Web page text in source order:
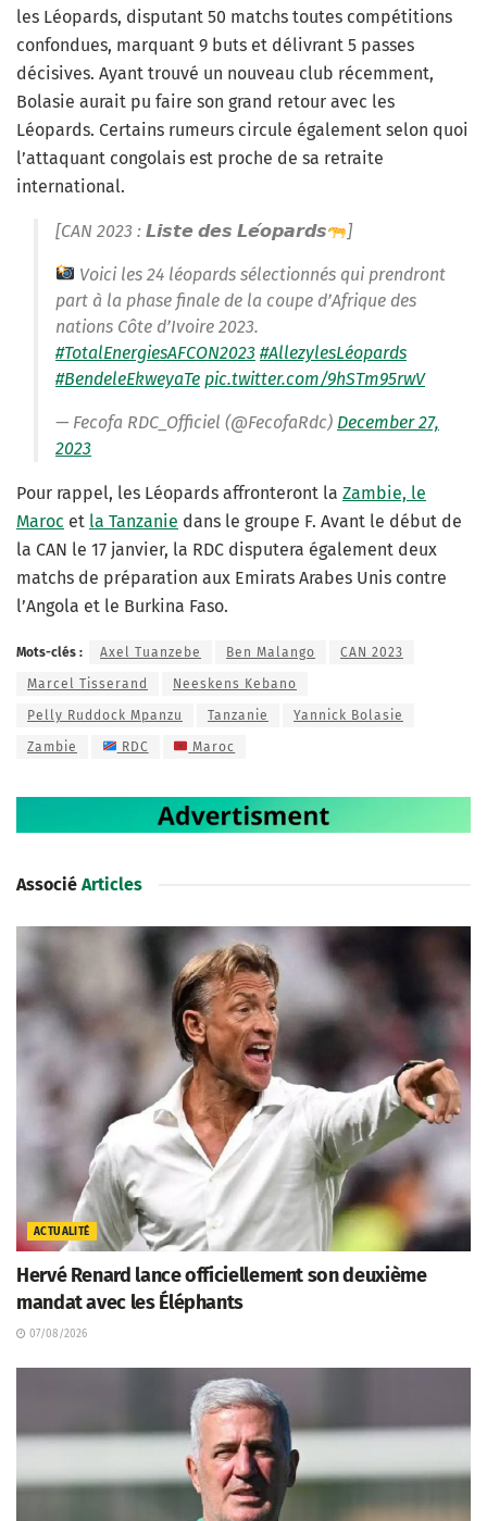
les Léopards, disputant 50 matchs toutes compétitions
confondues, marquant 9 buts et délivrant 5 passes
décisives. Ayant trouvé un nouveau club récemment,
Bolasie aurait pu faire son grand retour avec les
Léopards. Certains rumeurs circule également selon quoi
l’attaquant congolais est proche de sa retraite
international.
[CAN 2023 : 𝙇𝙞𝙨𝙩𝙚 𝙙𝙚𝙨 𝙇𝙚́𝙤𝙥𝙖𝙧𝙙𝙨 ]
Voici les 24 léopards sélectionnés qui prendront
part à la phase finale de la coupe d’Afrique des
nations Côte d’Ivoire 2023.
#TotalEnergiesAFCON2023 #AllezylesLéopards
#BendeleEkweyaTe pic.twitter.com/9hSTm95rwV
— Fecofa RDC_Officiel (@FecofaRdc) December 27,
2023
Pour rappel, les Léopards affronteront la Zambie, le
Maroc et la Tanzanie dans le groupe F. Avant le début de
la CAN le 17 janvier, la RDC disputera également deux
matchs de préparation aux Emirats Arabes Unis contre
l’Angola et le Burkina Faso.
Mots-clés : Axel Tuanzebe Ben Malango CAN 2023
Marcel Tisserand Neeskens Kebano
Pelly Ruddock Mpanzu Tanzanie Yannick Bolasie
Zambie RDC Maroc
Associé Articles
ACTUALITÉ
Hervé Renard lance officiellement son deuxième
mandat avec les Éléphants
07/08/2026